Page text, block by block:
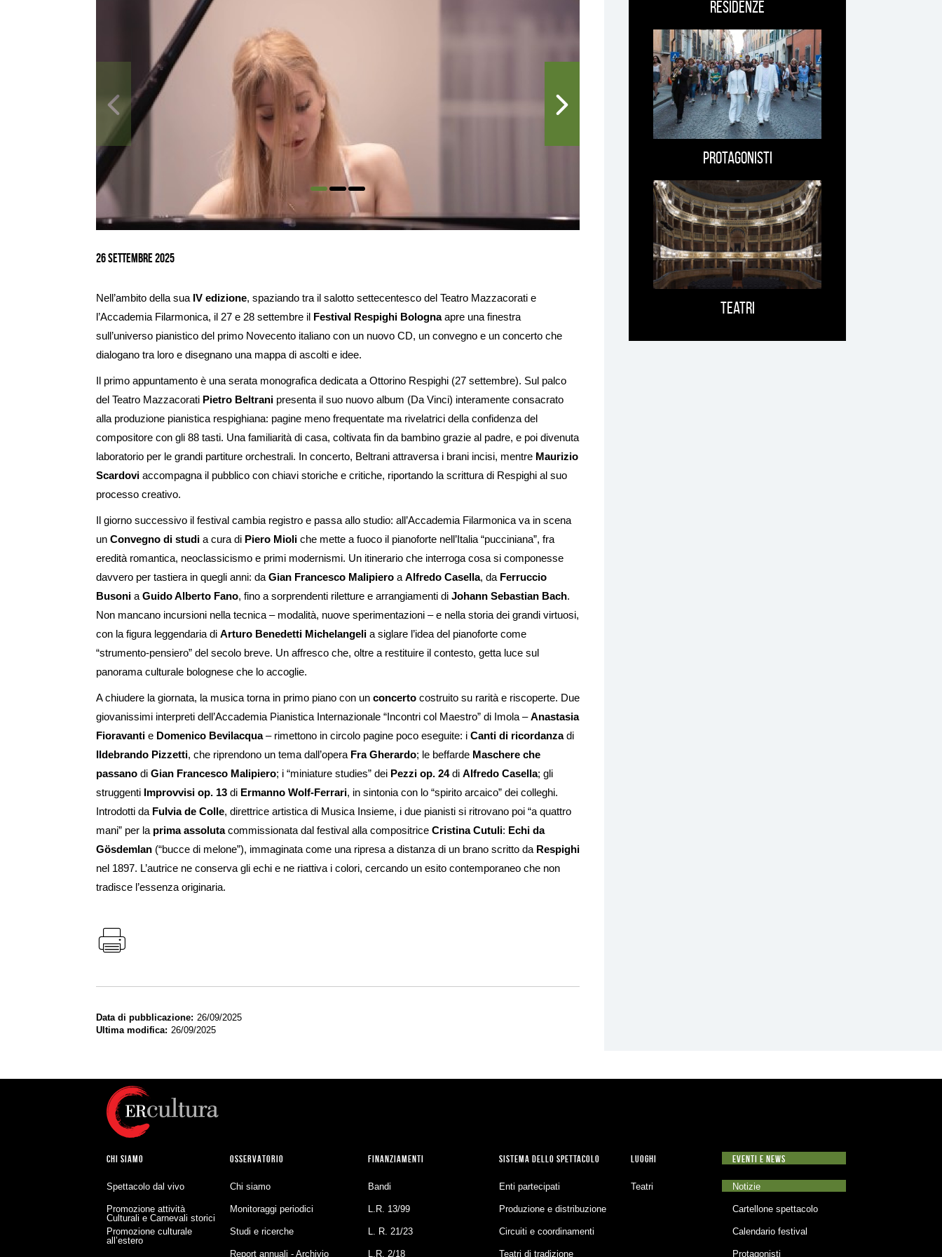
26 settembre 2025
Nell’ambito della sua IV edizione, spaziando tra il salotto settecentesco del Teatro Mazzacorati e
l’Accademia Filarmonica, il 27 e 28 settembre il Festival Respighi Bolognaapre una finestra
sull’universo pianistico del primo Novecento italiano con un nuovo CD, un convegno e un concerto che
dialogano tra loro e disegnano una mappa di ascolti e idee.
Il primo appuntamento è una serata monografica dedicata a Ottorino Respighi (27 settembre). Sul palco
del Teatro Mazzacorati Pietro Beltrani presenta il suo nuovo album (Da Vinci) interamente consacrato
alla produzione pianistica respighiana: pagine meno frequentate ma rivelatrici della confidenza del
compositore con gli 88 tasti. Una familiarità di casa, coltivata fin da bambino grazie al padre, e poi divenuta
laboratorio per le grandi partiture orchestrali. In concerto, Beltrani attraversa i brani incisi, mentre Maurizio
Scardovi accompagna il pubblico con chiavi storiche e critiche, riportando la scrittura di Respighi al suo
processo creativo.
Il giorno successivo il festival cambia registro e passa allo studio: all’Accademia Filarmonica va in scena
un Convegno di studi a cura di Piero Mioli che mette a fuoco il pianoforte nell’Italia “pucciniana”, fra
eredità romantica, neoclassicismo e primi modernismi. Un itinerario che interroga cosa si componesse
davvero per tastiera in quegli anni: da Gian Francesco Malipiero a Alfredo Casella, da Ferruccio
Busoni a Guido Alberto Fano, fino a sorprendenti riletture e arrangiamenti di Johann Sebastian Bach.
Non mancano incursioni nella tecnica – modalità, nuove sperimentazioni – e nella storia dei grandi virtuosi,
con la figura leggendaria di Arturo Benedetti Michelangeli a siglare l’idea del pianoforte come
“strumento-pensiero” del secolo breve. Un affresco che, oltre a restituire il contesto, getta luce sul
panorama culturale bolognese che lo accoglie.
A chiudere la giornata, la musica torna in primo piano con un concerto costruito su rarità e riscoperte. Due
giovanissimi interpreti dell’Accademia Pianistica Internazionale “Incontri col Maestro” di Imola –Anastasia
Fioravanti e Domenico Bevilacqua– rimettono in circolo pagine poco eseguite: i Canti di ricordanzadi
Ildebrando Pizzetti, che riprendono un tema dall’opera Fra Gherardo; le beffarde Maschere che
passano di Gian Francesco Malipiero; i “miniature studies” dei Pezzi op. 24di Alfredo Casella; gli
struggenti Improvvisi op. 13 di Ermanno Wolf-Ferrari, in sintonia con lo “spirito arcaico” dei colleghi.
Introdotti da Fulvia de Colle, direttrice artistica di Musica Insieme, i due pianisti si ritrovano poi “a quattro
mani” per la prima assolutacommissionata dal festival alla compositrice Cristina Cutuli: Echi da
Gösdemlan (“bucce di melone”), immaginata come una ripresa a distanza di un brano scritto da Respighi
nel 1897. L’autrice ne conserva gli echi e ne riattiva i colori, cercando un esito contemporaneo che non
tradisce l’essenza originaria.
Data di pubblicazione
26/09/2025
Ultima modifica
26/09/2025
Residenze
Protagonisti
Teatri
CHI SIAMO
Spettacolo dal vivo
Promozione attività
Culturali e Carnevali storici
Promozione culturale
all’estero
OSSERVATORIO
Chi siamo
Monitoraggi periodici
Studi e ricerche
Report annuali - Archivio
FINANZIAMENTI
Bandi
L.R. 13/99
L. R. 21/23
L.R. 2/18
SISTEMA DELLO SPETTACOLO
Enti partecipati
Produzione e distribuzione
Circuiti e coordinamenti
Teatri di tradizione
LUOGHI
Teatri
EVENTI E NEWS
Notizie
Cartellone spettacolo
Calendario festival
Protagonisti